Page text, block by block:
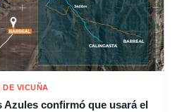
VICUÑA
Azules confirmó que usará el